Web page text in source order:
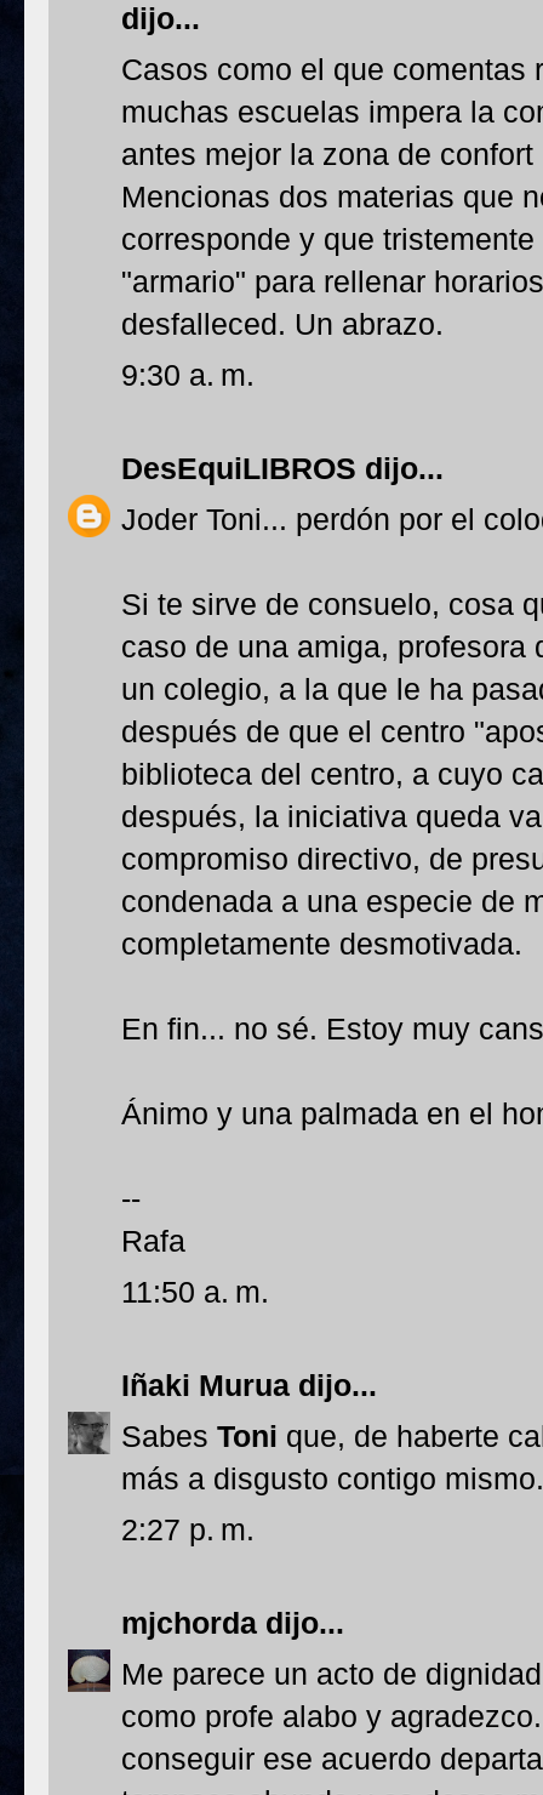
dijo...
Casos como el que comentas
muchas escuelas impera la
antes mejor la zona de
Mencionas dos materias que
corresponde y que
"armario" para rellenar
desfalleced. Un abrazo.
9:30 a. m.
DesEquiLIBROS dijo...
Joder Toni... perdón por el
Si te sirve de consuelo, cosa
caso de una amiga, profesora
un colegio, a la que le ha
después de que el centro
biblioteca del centro, a cuyo
después, la iniciativa queda
compromiso directivo, de
condenada a una especie de
completamente desmotivada.
En fin... no sé. Estoy muy
Ánimo y una palmada en el
--
Rafa
11:50 a. m.
Iñaki Murua dijo...
Sabes Toni que, de haberte
más a disgusto contigo
2:27 p. m.
mjchorda dijo...
Me parece un acto de
como profe alabo y
conseguir ese acuerdo